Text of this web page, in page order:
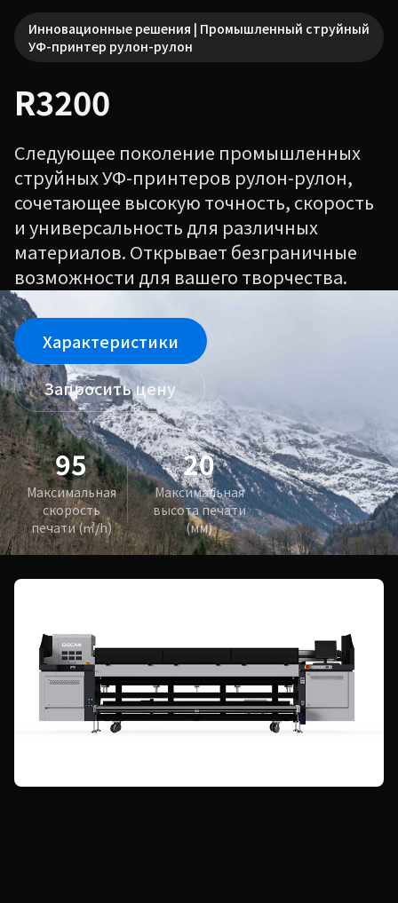
Инновационные решения | Промышленный струйный
УФ-принтер рулон-рулон
R3200
Следующее поколение промышленных
струйных УФ-принтеров рулон-рулон,
сочетающее высокую точность, скорость
и универсальность для различных
материалов. Открывает безграничные
возможности для вашего творчества.
Характеристики
Запросить цену
95
Максимальная
скорость
печати (㎡/h)
20
Максимальная
высота печати
(мм)